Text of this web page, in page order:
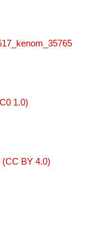
1.0)
(CC BY 4.0)